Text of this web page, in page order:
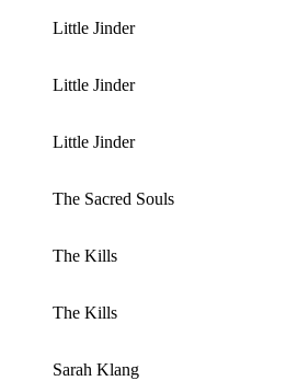
Little Jinder
Little Jinder
Little Jinder
The Sacred Souls
The Kills
The Kills
Sarah Klang